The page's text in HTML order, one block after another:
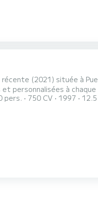
(2021) située à
à chaque client le
des passagers et à la
pers. 750 CV 1997 12.5